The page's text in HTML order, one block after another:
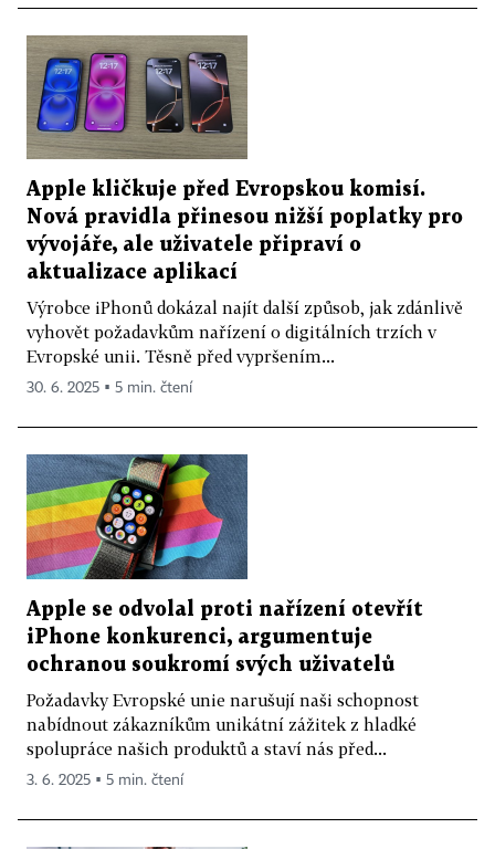
Apple kličkuje před Evropskou komisí.
Nová pravidla přinesou nižší poplatky pro
vývojáře, ale uživatele připraví o
aktualizace aplikací
Výrobce iPhonů dokázal najít další způsob, jak zdánlivě
vyhovět požadavkům nařízení o digitálních trzích v
Evropské unii. Těsně před vypršením...
30. 6. 2025 ▪ 5 min. čtení
Apple se odvolal proti nařízení otevřít
iPhone konkurenci, argumentuje
ochranou soukromí svých uživatelů
Požadavky Evropské unie narušují naši schopnost
nabídnout zákazníkům unikátní zážitek z hladké
spolupráce našich produktů a staví nás před...
3. 6. 2025 ▪ 5 min. čtení